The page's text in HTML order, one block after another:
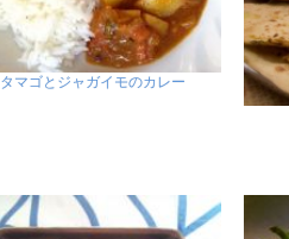
タマゴとジャガイモのカレー